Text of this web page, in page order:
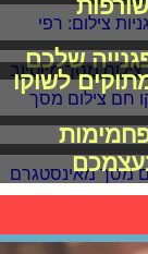
שלכם
לשוקו